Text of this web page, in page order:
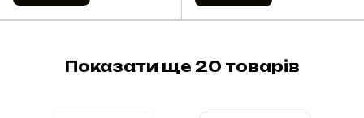
Показати ще 20 товарів